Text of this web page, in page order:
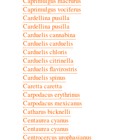
Caprimulgus vociferus
Cardellina pusilla
Cardellina pusilla
Carduelis cannabina
Carduelis carduelis
Carduelis chloris
Carduelis citrinella
Carduelis flavirostris
Carduelis spinus
Caretta caretta
Carpodacus erythrinus
Carpodacus mexicanus
Catharus bicknelli
Centaurea cyanus
Centaurea cyanus
Centrocercus urophasianus